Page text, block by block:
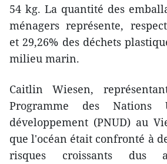
54 kg. La quantité des
ménagers représente,
et 29,26% des déchets
milieu marin.
Caitlin Wiesen,
Programme des
développement (PNUD) au
que l'océan était confronté à
risques croissants dus